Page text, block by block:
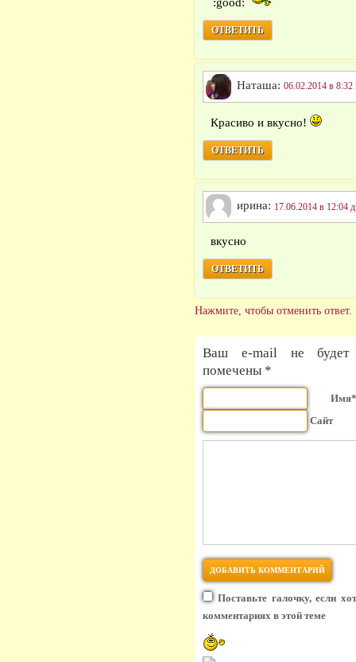
ОТВЕТИТЬ
Наташа: 06.02.2014 в 8:32
Красиво и вкусно!
ОТВЕТИТЬ
ирина: 17.06.2014 в 12:04
вкусно
ОТВЕТИТЬ
Нажмите, чтобы отменить ответ.
Ваш e-mail не будет
помечены *
Имя*
Сайт
Поставьте галочку, если
комментариях в этой теме